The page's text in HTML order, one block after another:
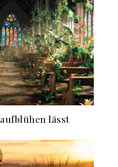
lässt